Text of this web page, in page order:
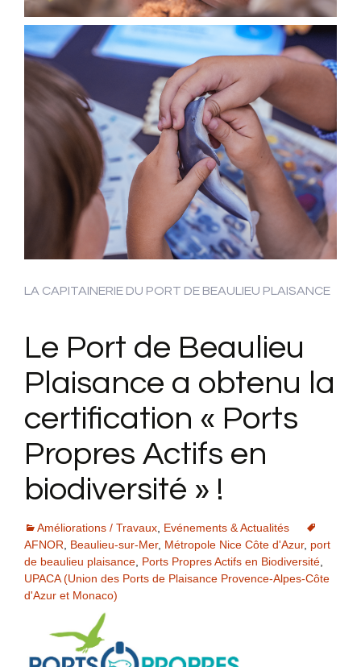
LA CAPITAINERIE DU PORT DE BEAULIEU PLAISANCE
Le Port de Beaulieu
Plaisance a obtenu la
certification « Ports
Propres Actifs en
biodiversité » !
Améliorations / Travaux Evénements & Actualités
AFNOR
Beaulieu-sur-Mer, Métropole Nice Côte d'Azur, port
de beaulieu plaisance Ports Propres Actifs en Biodiversité
UPACA (Union des Ports de Plaisance Provence-Alpes-Côte
d'Azur et Monaco)